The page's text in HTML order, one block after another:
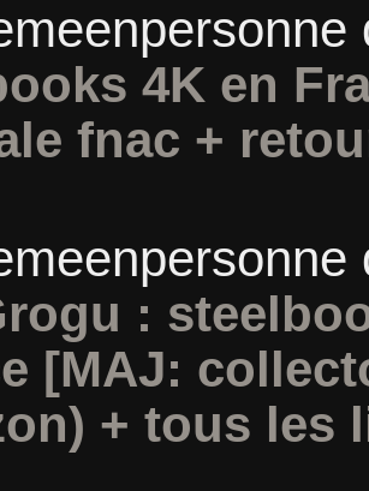
4K en
fnac +
:
[MAJ:
+ tous les